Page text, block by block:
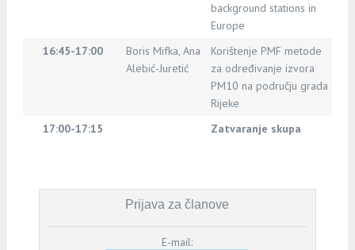
background stations in
Europe
16:45-17:00
Boris Mifka, Ana
Alebić-Juretić
Korištenje PMF metode
za određivanje izvora
PM10 na području grada
Rijeke
17:00-17:15
Zatvaranje skupa
Prijava za članove
E-mail: